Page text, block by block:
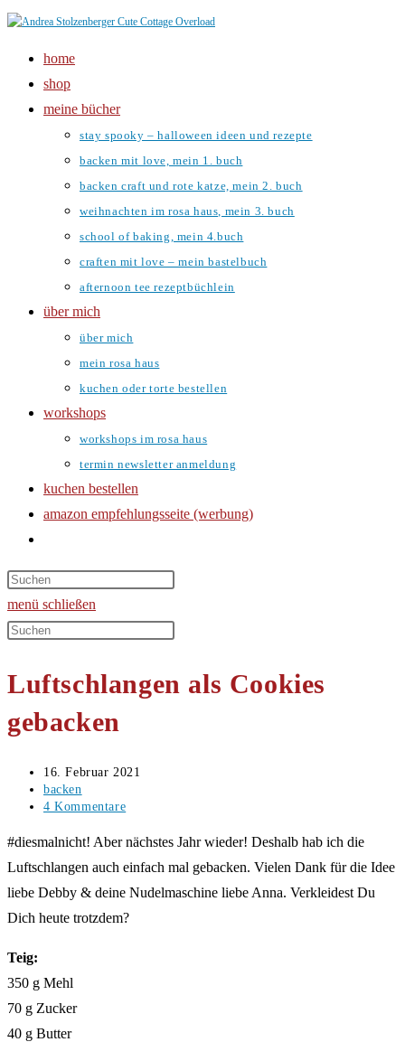
Zum
springen
home
shop
meine bücher
stay spooky – halloween ideen und rezepte
backen mit love, mein 1. buch
backen craft und rote katze, mein 2. buch
weihnachten im rosa haus, mein 3. buch
school of baking, mein 4.buch
craften mit love – mein bastelbuch
afternoon tee rezeptbüchlein
über mich
über mich
mein rosa haus
kuchen oder torte bestellen
workshops
workshops im rosa haus
termin newsletter anmeldung
kuchen bestellen
amazon empfehlungsseite (werbung)
umschalten
menü schließen
Diese
durchsuchen
Luftschlangen als Cookies
gebacken
Beitrag
veröffentlicht:
16. Februar 2021
Beitrags-
Kategorie:
backen
Beitrags-
4 Kommentare
#diesmalnicht! Aber nächstes Jahr wieder! Deshalb hab ich die
Luftschlangen auch einfach mal gebacken. Vielen Dank für die Idee
liebe Debby & deine Nudelmaschine liebe Anna. Verkleidest Du
Dich heute trotzdem?
Teig:
350 g Mehl
70 g Zucker
40 g Butter